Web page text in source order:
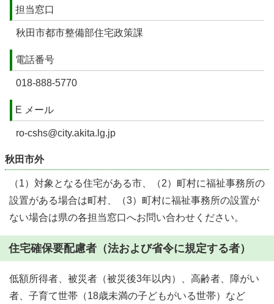
担当窓口
秋田市都市整備部住宅政策課
電話番号
018-888-5770
E メール
ro-cshs@city.akita.lg.jp
秋田市外
（1）対象となる住宅がある市、（2）町村に福祉事務所の
設置がある場合は町村、（3）町村に福祉事務所の設置が
ない場合は県の各担当窓口へお問い合わせください。
住宅確保要配慮者（法および省令に規定する者）
低額所得者、被災者（被災後3年以内）、高齢者、障がい
者、子育て世帯（18歳未満の子どもがいる世帯）など